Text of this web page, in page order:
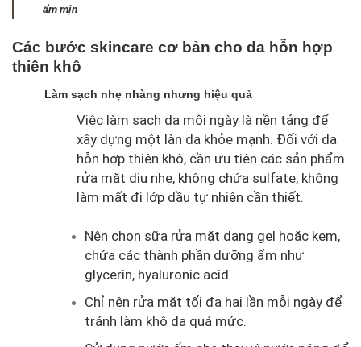
ẩm mịn
Các bước skincare cơ bản cho da hỗn hợp
thiên khô
Làm sạch nhẹ nhàng nhưng hiệu quả
Việc làm sạch da mỗi ngày là nền tảng để
xây dựng một làn da khỏe mạnh. Đối với da
hỗn hợp thiên khô, cần ưu tiên các sản phẩm
rửa mặt dịu nhẹ, không chứa sulfate, không
làm mất đi lớp dầu tự nhiên cần thiết.
Nên chọn sữa rửa mặt dạng gel hoặc kem,
chứa các thành phần dưỡng ẩm như
glycerin, hyaluronic acid.
Chỉ nên rửa mặt tối đa hai lần mỗi ngày để
tránh làm khô da quá mức.